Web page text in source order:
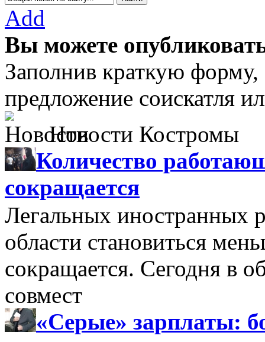
Add
Вы можете
Заполнив краткую
предложение соискатля
Новости Костромы
Количество
сокращается
Легальных иностранных
области становиться
сокращается. Сегодня в
совмест
«Серые» зарплаты: